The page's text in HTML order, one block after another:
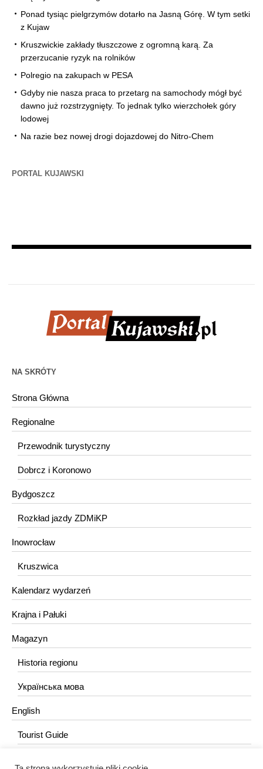
Ponad tysiąc pielgrzymów dotarło na Jasną Górę. W tym setki
z Kujaw
Kruszwickie zakłady tłuszczowe z ogromną karą. Za
przerzucanie ryzyk na rolników
Polregio na zakupach w PESA
Gdyby nie nasza praca to przetarg na samochody mógł być
dawno już rozstrzygnięty. To jednak tylko wierzchołek góry
lodowej
Na razie bez nowej drogi dojazdowej do Nitro-Chem
PORTAL KUJAWSKI
NA SKRÓTY
Strona Główna
Regionalne
Przewodnik turystyczny
Dobrcz i Koronowo
Bydgoszcz
Rozkład jazdy ZDMiKP
Inowrocław
Kruszwica
Kalendarz wydarzeń
Krajna i Pałuki
Magazyn
Historia regionu
Українська мова
English
Tourist Guide